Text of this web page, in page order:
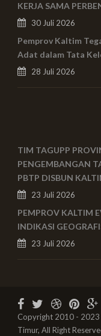
KERJA SAMA
30 Juli 2026
Pemprov Kaltim
Adat dalam Tata
28 Juli 2026
TIM TAGUPP
PENGEMBANGAN
PBTP DISBUN
23 Juli 2026
PEMPROV KALTIM
INDIKASI
23 Juli 2026
Copyright 2010 - 2023
Timur, All Right